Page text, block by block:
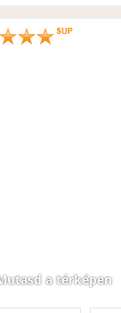
a térképen